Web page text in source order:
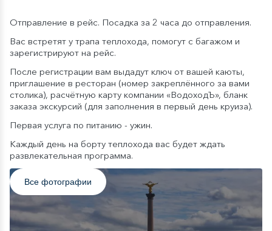
Отправление в рейс. Посадка за 2 часа до отправления.
Вас встретят у трапа теплохода, помогут с багажом и
зарегистрируют на рейс.
После регистрации вам выдадут ключ от вашей каюты,
приглашение в ресторан (номер закреплённого за вами
столика), расчётную карту компании «ВодоходЪ», бланк
заказа экскурсий (для заполнения в первый день круиза).
Первая услуга по питанию - ужин.
Каждый день на борту теплохода вас будет ждать
развлекательная программа.
Все фотографии